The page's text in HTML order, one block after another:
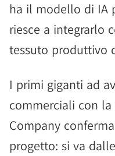
ha il modello di IA
riesce a integrarlo
tessuto produttivo
I primi giganti ad
commerciali con
Company
progetto: si va